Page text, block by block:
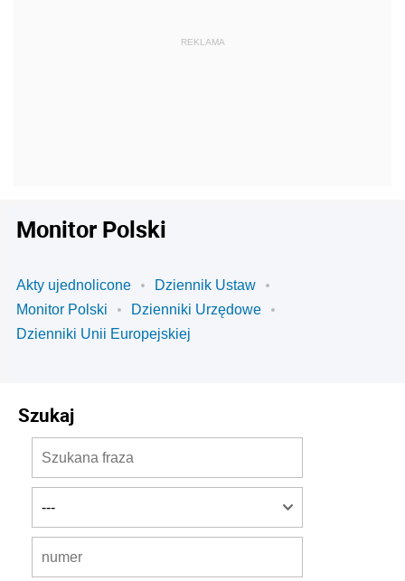
Monitor Polski
Akty ujednolicone
Dziennik Ustaw
Monitor Polski
Dzienniki Urzędowe
Dzienniki Unii Europejskiej
Szukaj